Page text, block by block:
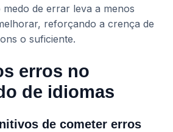
medo de errar leva a menos
reforçando a crença de
o suficiente.
erros no
de idiomas
de cometer erros